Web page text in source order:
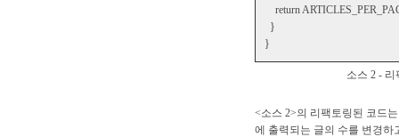
return
}
}
소스 2 -
<소스 2>의 리팩토링된 코드
에 출력되는 글의 수를 변경하